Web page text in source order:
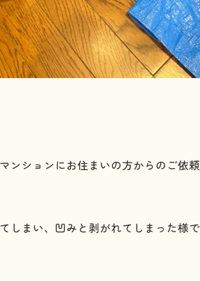
ンションにお住まいの方からのご依頼
しまい、凹みと剥がれてしまった様で